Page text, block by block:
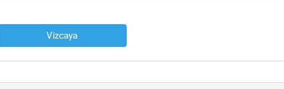
Vizcaya